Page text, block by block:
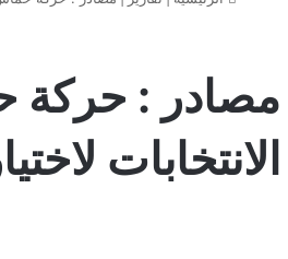
مصادر : حركة
الانتخابات